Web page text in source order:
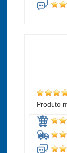
Produto